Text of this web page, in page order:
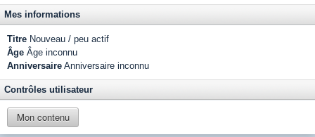
Mes informations
Titre Nouveau / peu actif
Âge Âge inconnu
Anniversaire Anniversaire inconnu
Contrôles utilisateur
Mon contenu